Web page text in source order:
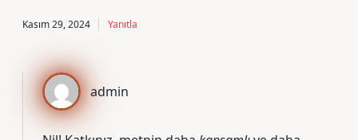
Kasım 29, 2024 Yanıtla
admin